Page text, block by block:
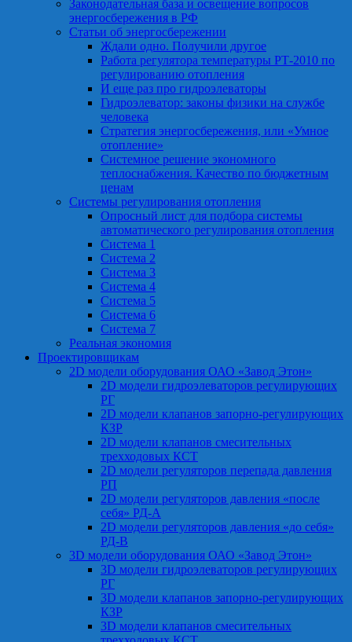
Законодательная база и освещение вопросов
энергосбережения в РФ
Статьи об энергосбережении
Ждали одно. Получили другое
Работа регулятора температуры РТ-2010 по
регулированию отопления
И еще раз про гидроэлеваторы
Гидроэлеватор: законы физики на службе
человека
Стратегия энергосбережения, или «Умное
отопление»
Системное решение экономного
теплоснабжения. Качество по бюджетным
ценам
Системы регулирования отопления
Опросный лист для подбора системы
автоматического регулирования отопления
Система 1
Система 2
Система 3
Система 4
Система 5
Система 6
Система 7
Реальная экономия
Проектировщикам
2D модели оборудования ОАО «Завод Этон»
2D модели гидроэлеваторов регулирующих
РГ
2D модели клапанов запорно-регулирующих
КЗР
2D модели клапанов смесительных
трехходовых КСТ
2D модели регуляторов перепада давления
РП
2D модели регуляторов давления «после
себя» РД-А
2D модели регуляторов давления «до себя»
РД-В
3D модели оборудования ОАО «Завод Этон»
3D модели гидроэлеваторов регулирующих
РГ
3D модели клапанов запорно-регулирующих
КЗР
3D модели клапанов смесительных